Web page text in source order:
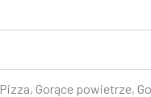
Gorące powietrze,